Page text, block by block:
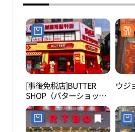
[事後免税店]BUTTER
SHOP（バターショッ
プ）・ソミョンムンファ
ロ（西面文化路）店(버
터샵 서면문화로점)
ウジ